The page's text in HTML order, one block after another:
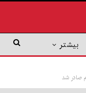
بیشتر
صادر شد